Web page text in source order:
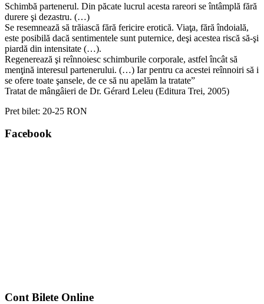
Schimbă partenerul. Din păcate lucrul acesta rareori se întâmplă fără
durere şi dezastru. (…)
Se resemnează să trăiască fără fericire erotică. Viaţa, fără îndoială,
este posibilă dacă sentimentele sunt puternice, deşi acestea riscă să-şi
piardă din intensitate (…).
Regenerează şi reînnoiesc schimburile corporale, astfel încât să
menţină interesul partenerului. (…) Iar pentru ca acestei reînnoiri să i
se ofere toate şansele, de ce să nu apelăm la tratate”
Tratat de mângâieri de Dr. Gérard Leleu (Editura Trei, 2005)
Pret bilet: 20-25 RON
Facebook
Cont Bilete Online